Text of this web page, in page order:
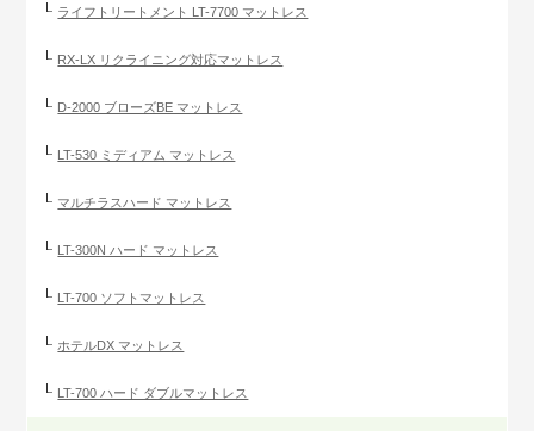
ライフトリートメント LT-7700 マットレス
RX-LX リクライニング対応マットレス
D-2000 ブローズBE マットレス
LT-530 ミディアム マットレス
マルチラスハード マットレス
LT-300N ハード マットレス
LT-700 ソフトマットレス
ホテルDX マットレス
LT-700 ハード ダブルマットレス